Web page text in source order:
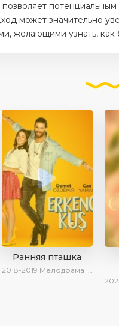
может значительно
желающими узнать, как
Ранняя пташка
2018-2019 Мелодрама | Драма | Комедия | SesDizi | Ирина Котова